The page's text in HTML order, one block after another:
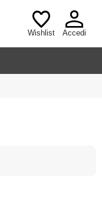
Wishlist Accedi